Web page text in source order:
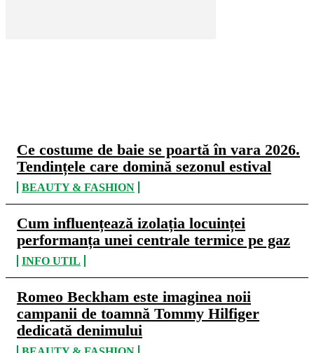
Ce costume de baie se poartă în vara 2026.
Tendințele care domină sezonul estival
BEAUTY & FASHION
Cum influențează izolația locuinței
performanța unei centrale termice pe gaz
INFO UTIL
Romeo Beckham este imaginea noii
campanii de toamnă Tommy Hilfiger
dedicată denimului